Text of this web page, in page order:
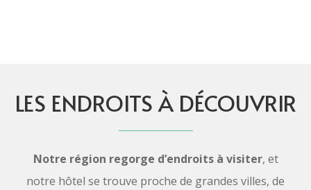
LES ENDROITS À DÉCOUVRIR
Notre région regorge d’endroits à visiter, et
notre hôtel se trouve proche de grandes villes, de